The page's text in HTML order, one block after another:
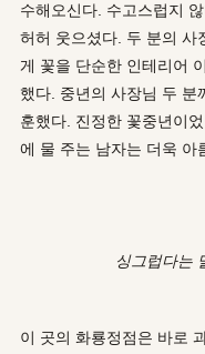
수해오신다. 수고스럽지
허허 웃으셨다. 두 분의 사
게 꽃을 단순한 인테리어
했다. 중년의 사장님 두 분
훈했다. 진정한 꽃중년이
에 물 주는 남자는 더욱 아
싱그럽다는
이 곳의 화룡정점은 바로